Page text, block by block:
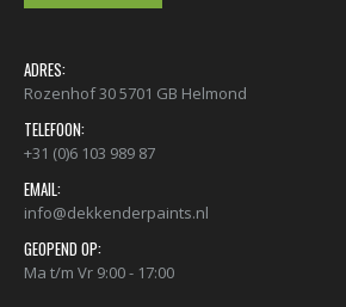
ADRES:
Rozenhof 30 5701 GB Helmond
TELEFOON:
+31 (0)6 103 989 87
EMAIL:
info@dekkenderpaints.nl
GEOPEND OP:
Ma t/m Vr 9:00 - 17:00